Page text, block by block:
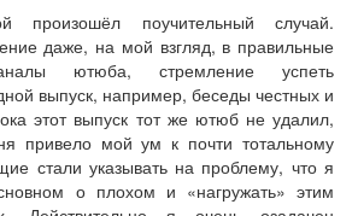
произошёл поучительный случай.
даже, на мой взгляд, в правильные
ютюба, стремление успеть
выпуск, например, беседы честных и
этот выпуск тот же ютюб не удалил,
привело мой ум к почти тотальному
стали указывать на проблему, что я
о плохом и «нагружать» этим